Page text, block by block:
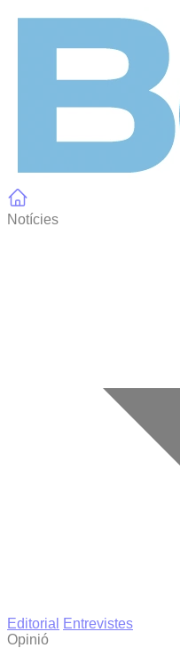
Notícies
Editorial
Entrevistes
Opinió